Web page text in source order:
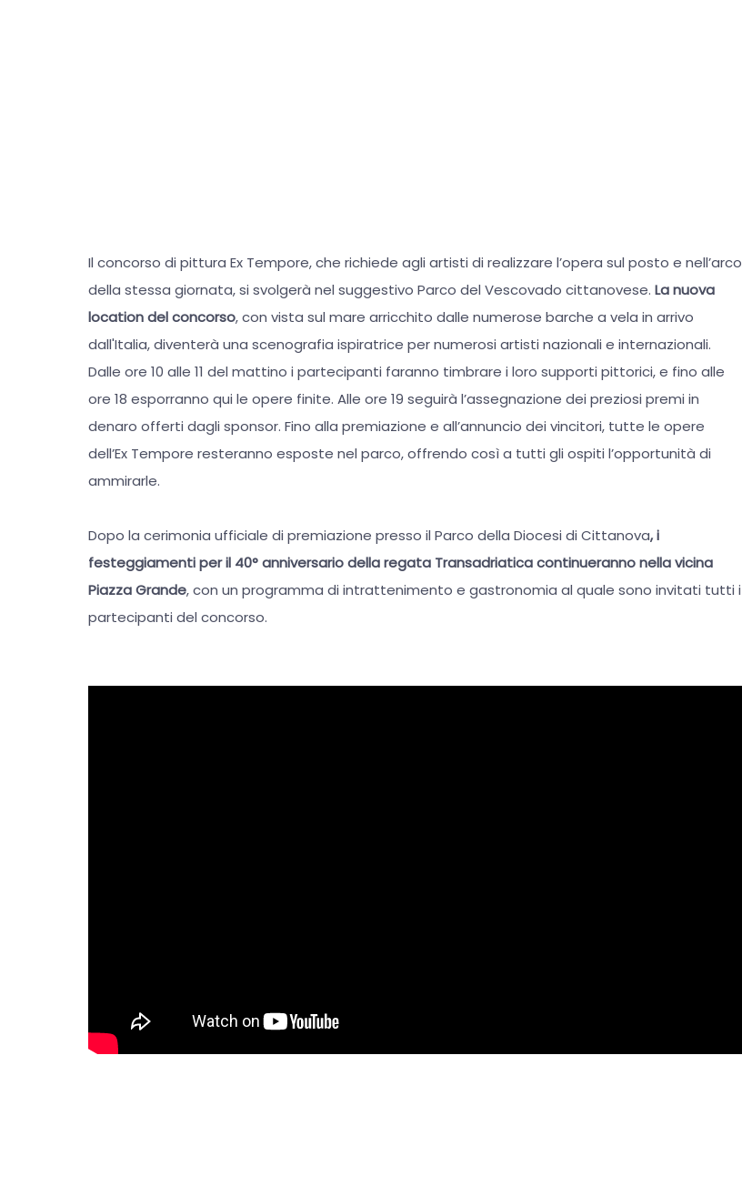
Il concorso di pittura Ex Tempore, che richiede agli artisti di realizzare l’opera sul posto e nell’arco
della stessa giornata, si svolgerà nel suggestivo Parco del Vescovado cittanovese. La nuova
location del concorso, con vista sul mare arricchito dalle numerose barche a vela in arrivo
dall'Italia, diventerà una scenografia ispiratrice per numerosi artisti nazionali e internazionali.
Dalle ore 10 alle 11 del mattino i partecipanti faranno timbrare i loro supporti pittorici, e fino alle
ore 18 esporranno qui le opere finite. Alle ore 19 seguirà l’assegnazione dei preziosi premi in
denaro offerti dagli sponsor. Fino alla premiazione e all’annuncio dei vincitori, tutte le opere
dell’Ex Tempore resteranno esposte nel parco, offrendo così a tutti gli ospiti l’opportunità di
ammirarle.
Dopo la cerimonia ufficiale di premiazione presso il Parco della Diocesi di Cittanova, i
festeggiamenti per il 40° anniversario della regata Transadriatica continueranno nella vicina
Piazza Grande, con un programma di intrattenimento e gastronomia al quale sono invitati tutti i
partecipanti del concorso.